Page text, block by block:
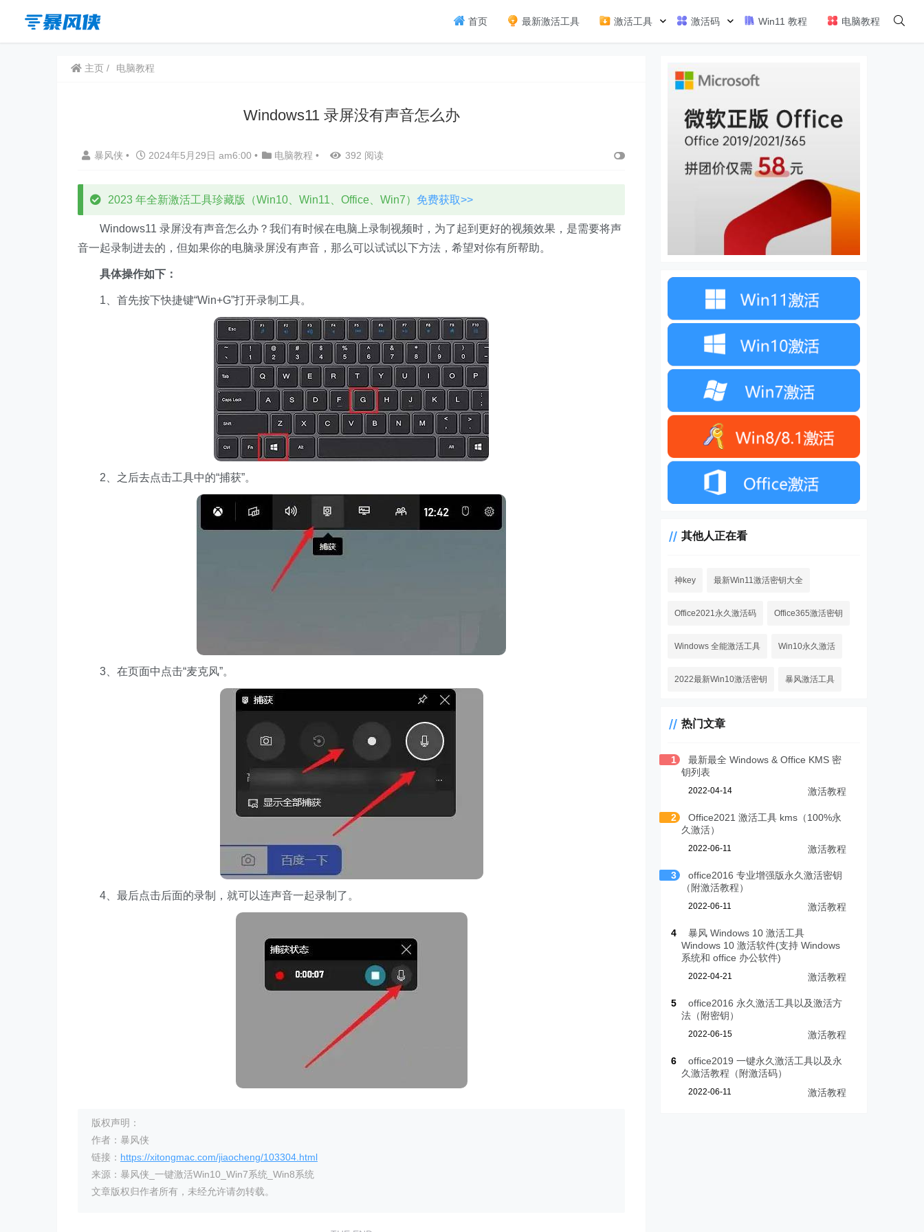
首页 最新激活工具 激活工具 激活码 Win11 教程 电脑教程
主页 电脑教程
Windows11 录屏没有声音怎么办
暴风侠 • 2024年5月29日 am6:00 • 电脑教程 • 392 阅读
2023 年全新激活工具珍藏版（Win10、Win11、Office、Win7） 免费获取>>
Windows11 录屏没有声音怎么办？我们有时候在电脑上录制视频时，为了起到更好的视频效果，是需要将声
音一起录制进去的，但如果你的电脑录屏没有声音，那么可以试试以下方法，希望对你有所帮助。
具体操作如下：
1、首先按下快捷键“Win+G”打开录制工具。
2、之后去点击工具中的“捕获”。
3、在页面中点击“麦克风”。
4、最后点击后面的录制，就可以连声音一起录制了。
版权声明：
作者：暴风侠
链接： https://xitongmac.com/jiaocheng/103304.html
来源：暴风侠_一键激活Win10_Win7系统_Win8系统
文章版权归作者所有，未经允许请勿转载。
其他人正在看
神key 最新Win11激活密钥大全
Office2021永久激活码 Office365激活密钥
Windows 全能激活工具 Win10永久激活
2022最新Win10激活密钥 暴风激活工具
热门文章
1
最新最全 Windows & Office KMS 密
钥列表
2022-04-14 激活教程
2
Office2021 激活工具 kms（100%永
久激活）
2022-06-11 激活教程
3
office2016 专业增强版永久激活密钥
（附激活教程）
2022-06-11 激活教程
4
暴风 Windows 10 激活工具
Windows 10 激活软件(支持 Windows
系统和 office 办公软件)
2022-04-21 激活教程
5
office2016 永久激活工具以及激活方
法（附密钥）
2022-06-15 激活教程
6
office2019 一键永久激活工具以及永
久激活教程（附激活码）
2022-06-11 激活教程